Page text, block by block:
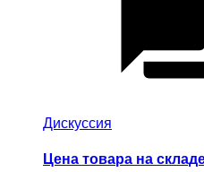
Дискуссия
Цена товара на